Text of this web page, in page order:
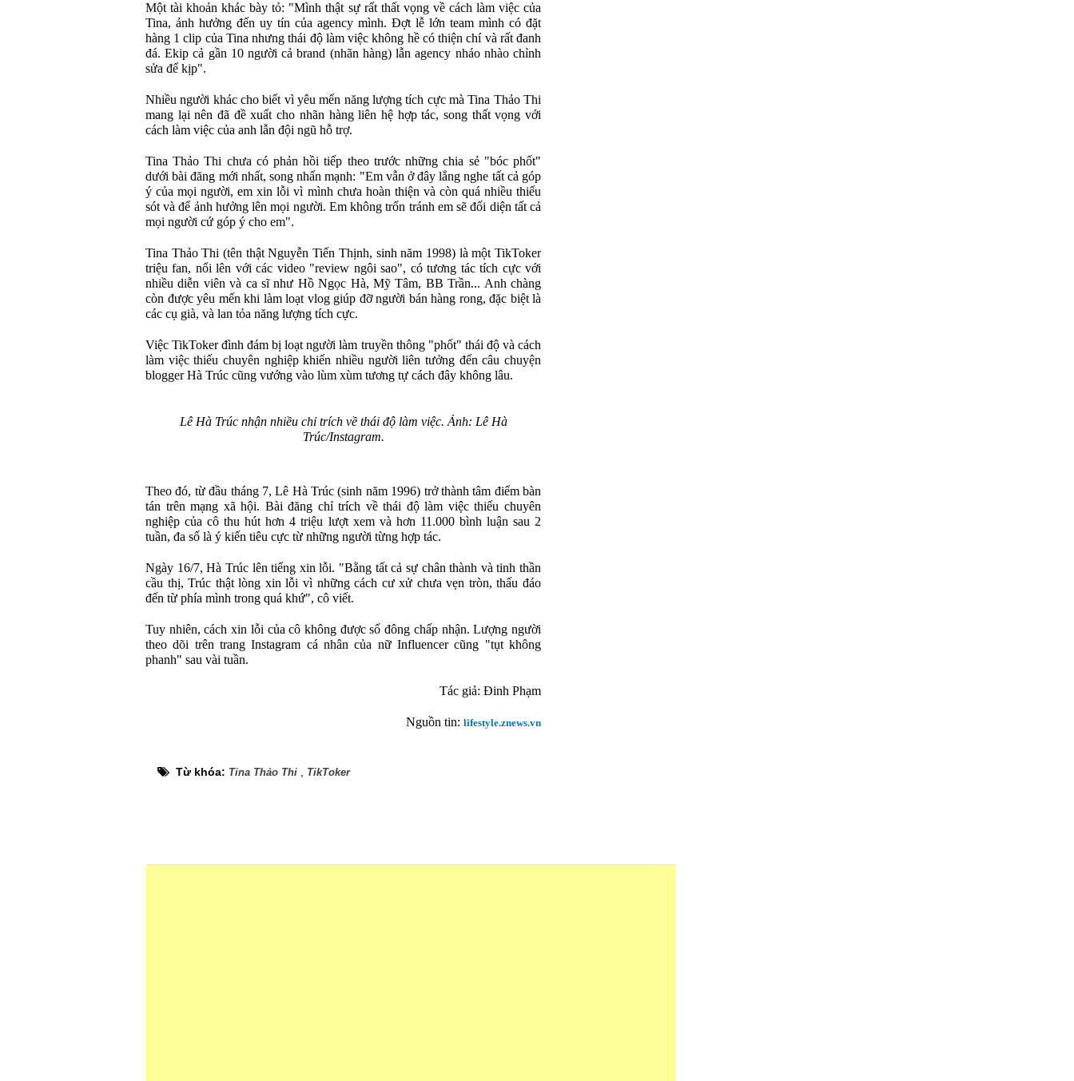
Một tài khoản khác bày tỏ: "Mình thật sự rất thất vọng về cách làm việc của
Tina, ảnh hưởng đến uy tín của agency mình. Đợt lễ lớn team mình có đặt
hàng 1 clip của Tina nhưng thái độ làm việc không hề có thiện chí và rất đanh
đá. Ekip cả gần 10 người cả brand (nhãn hàng) lẫn agency nháo nhào chỉnh
sửa để kịp".
Nhiều người khác cho biết vì yêu mến năng lượng tích cực mà Tina Thảo Thi
mang lại nên đã đề xuất cho nhãn hàng liên hệ hợp tác, song thất vọng với
cách làm việc của anh lẫn đội ngũ hỗ trợ.
Tina Thảo Thi chưa có phản hồi tiếp theo trước những chia sẻ "bóc phốt"
dưới bài đăng mới nhất, song nhấn mạnh: "Em vẫn ở đây lắng nghe tất cả góp
ý của mọi người, em xin lỗi vì mình chưa hoàn thiện và còn quá nhiều thiếu
sót và để ảnh hưởng lên mọi người. Em không trốn tránh em sẽ đối diện tất cả
mọi người cứ góp ý cho em".
Tina Thảo Thi (tên thật Nguyễn Tiến Thịnh, sinh năm 1998) là một TikToker
triệu fan, nổi lên với các video "review ngôi sao", có tương tác tích cực với
nhiều diễn viên và ca sĩ như Hồ Ngọc Hà, Mỹ Tâm, BB Trần... Anh chàng
còn được yêu mến khi làm loạt vlog giúp đỡ người bán hàng rong, đặc biệt là
các cụ già, và lan tỏa năng lượng tích cực.
Việc TikToker đình đám bị loạt người làm truyền thông "phốt" thái độ và cách
làm việc thiếu chuyên nghiệp khiến nhiều người liên tưởng đến câu chuyện
blogger Hà Trúc cũng vướng vào lùm xùm tương tự cách đây không lâu.
Lê Hà Trúc nhận nhiều chỉ trích về thái độ làm việc. Ảnh: Lê Hà
Trúc/Instagram.
Theo đó, từ đầu tháng 7, Lê Hà Trúc (sinh năm 1996) trở thành tâm điểm bàn
tán trên mạng xã hội. Bài đăng chỉ trích về thái độ làm việc thiếu chuyên
nghiệp của cô thu hút hơn 4 triệu lượt xem và hơn 11.000 bình luận sau 2
tuần, đa số là ý kiến tiêu cực từ những người từng hợp tác.
Ngày 16/7, Hà Trúc lên tiếng xin lỗi. "Bằng tất cả sự chân thành và tinh thần
cầu thị, Trúc thật lòng xin lỗi vì những cách cư xử chưa vẹn tròn, thấu đáo
đến từ phía mình trong quá khứ", cô viết.
Tuy nhiên, cách xin lỗi của cô không được số đông chấp nhận. Lượng người
theo dõi trên trang Instagram cá nhân của nữ Influencer cũng "tụt không
phanh" sau vài tuần.
Tác giả: Đinh Phạm
Nguồn tin: lifestyle.znews.vn
Từ khóa: Tina Thảo Thi TikToker